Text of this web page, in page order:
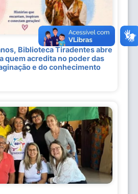
Biblioteca Tiradentes abre
quem acredita no poder das
e do conhecimento